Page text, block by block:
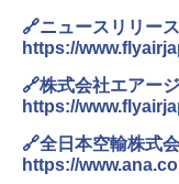
[
🔗ニュースリリース
https://
🔗株式会社エアー
https://
🔗全日本空輸株式
https://